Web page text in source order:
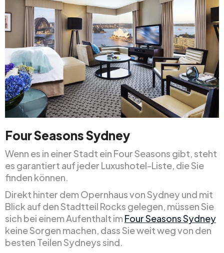
Four Seasons Sydney
Wenn es in einer Stadt ein Four Seasons gibt, steht
es garantiert auf jeder Luxushotel-Liste, die Sie
finden können.
Direkt hinter dem Opernhaus von Sydney und mit
Blick auf den Stadtteil Rocks gelegen, müssen Sie
sich bei einem Aufenthalt imFour Seasons Sydney
keine Sorgen machen, dass Sie weit weg von den
besten Teilen Sydneys sind.